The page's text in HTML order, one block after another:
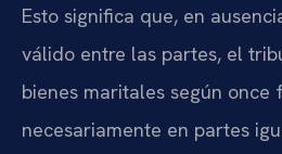
Esto significa que, en
válido entre las partes, el
bienes maritales según
necesariamente en partes